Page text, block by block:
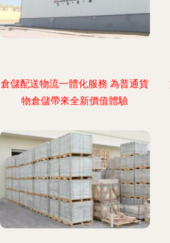
倉儲配送物流一體化服務 為普通貨
物倉儲帶來全新價值體驗